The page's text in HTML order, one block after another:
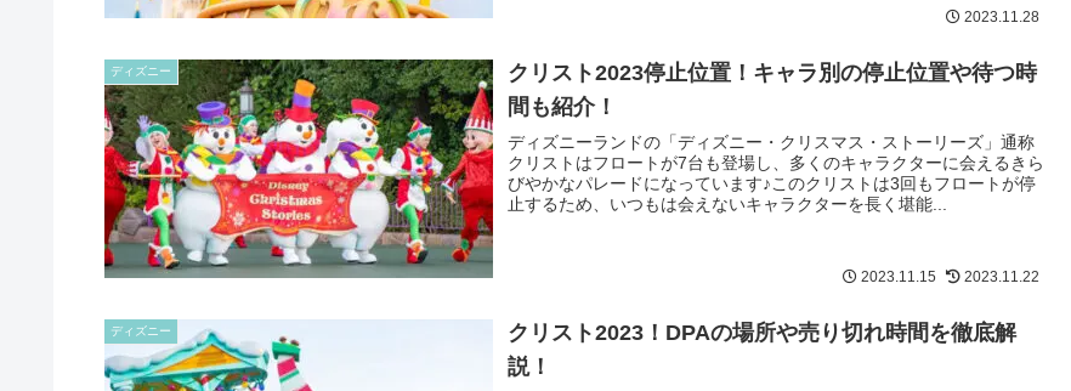
2023.11.28
ディズニー
クリスト2023停止位置！キャラ別の停止位置や待つ時
間も紹介！
ディズニーランドの「ディズニー・クリスマス・ストーリーズ」通称
クリストはフロートが7台も登場し、多くのキャラクターに会えるきら
びやかなパレードになっています♪このクリストは3回もフロートが停
止するため、いつもは会えないキャラクターを長く堪能...
2023.11.15 2023.11.22
ディズニー
クリスト2023！DPAの場所や売り切れ時間を徹底解
説！